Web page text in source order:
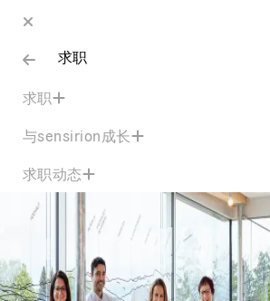
求职
求职
与sensirion成长
求职动态